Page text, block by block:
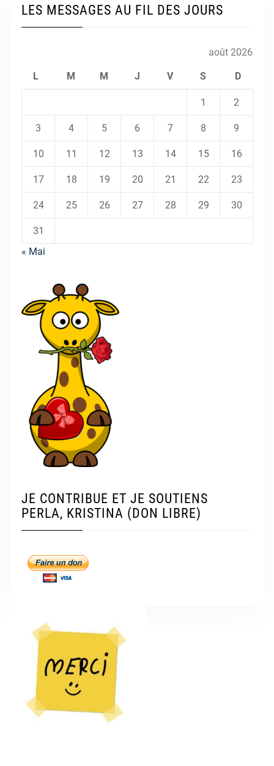
LES MESSAGES AU FIL DES JOURS
août 2026
L M M J V S D
1 2
3 4 5 6 7 8 9
10 11 12 13 14 15 16
17 18 19 20 21 22 23
24 25 26 27 28 29 30
31
« Mai
JE CONTRIBUE ET JE SOUTIENS
PERLA, KRISTINA (DON LIBRE)